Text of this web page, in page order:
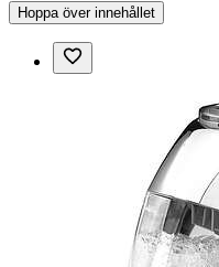
Hoppa över innehållet